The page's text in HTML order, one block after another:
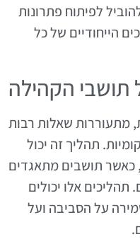
לפיתוח פתרונות
הייחודיים של כל
הקהילה
מתעוררות שאלות רבות
תהליך זה יכול
כאשר תושבים מתאגדים
אלו יכולים
על הסביבה ועל